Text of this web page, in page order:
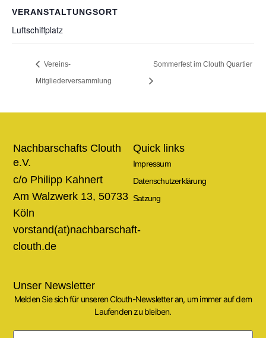
VERANSTALTUNGSORT
Luftschiffplatz
Vereins-
Mitgliederversammlung
Sommerfest im Clouth Quartier
Quick links
Impressum
Datenschutzerklärung
Satzung
Nachbarschafts Clouth
e.V.
c/o Philipp Kahnert
Am Walzwerk 13, 50733
Köln
vorstand(at)nachbarschaft-
clouth.de
Unser Newsletter
Melden Sie sich für unseren Clouth-Newsletter an, um immer auf dem
Laufenden zu bleiben.